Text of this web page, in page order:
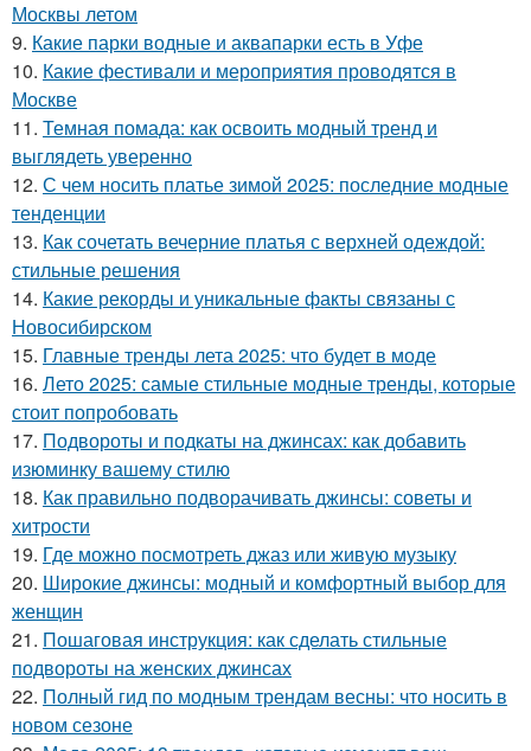
Москвы летом
9. Какие парки водные и аквапарки есть в Уфе
10. Какие фестивали и мероприятия проводятся в
Москве
11. Темная помада: как освоить модный тренд и
выглядеть уверенно
12. С чем носить платье зимой 2025: последние модные
тенденции
13. Как сочетать вечерние платья с верхней одеждой:
стильные решения
14. Какие рекорды и уникальные факты связаны с
Новосибирском
15. Главные тренды лета 2025: что будет в моде
16. Лето 2025: самые стильные модные тренды, которые
стоит попробовать
17. Подвороты и подкаты на джинсах: как добавить
изюминку вашему стилю
18. Как правильно подворачивать джинсы: советы и
хитрости
19. Где можно посмотреть джаз или живую музыку
20. Широкие джинсы: модный и комфортный выбор для
женщин
21. Пошаговая инструкция: как сделать стильные
подвороты на женских джинсах
22. Полный гид по модным трендам весны: что носить в
новом сезоне